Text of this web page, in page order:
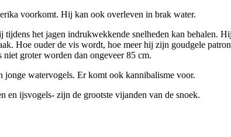
voorkomt. Hij kan ook overleven in brak water.
het jagen indrukwekkende snelheden kan behalen.
Hoe ouder de vis wordt, hoe meer hij zijn goudgele
groter worden dan ongeveer 85 cm.
jonge watervogels. Er komt ook kannibalisme voor.
en ijsvogels- zijn de grootste vijanden van de snoek.